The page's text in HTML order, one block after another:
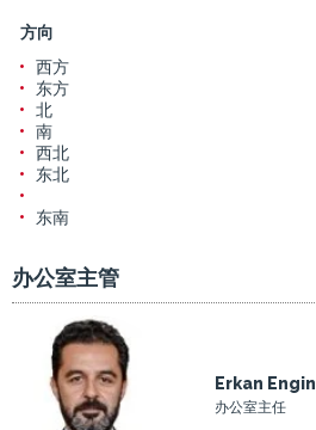
方向
西方
东方
北
南
西北
东北
东南
办公室主管
Erkan Engin
办公室主任